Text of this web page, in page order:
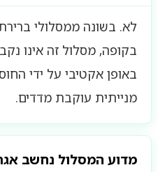
לא. בשונה ממסלולי
בקופה, מסלול זה אינו
באופן אקטיבי על ידי
מנייתית עוקבת מדדים.
מדוע המסלול נחשב